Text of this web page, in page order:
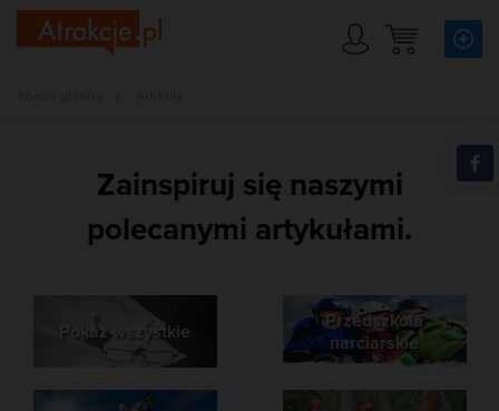
Zainspiruj się naszymi
polecanymi artykułami.
Pokaż wszystkie
Przedszkola
narciarskie